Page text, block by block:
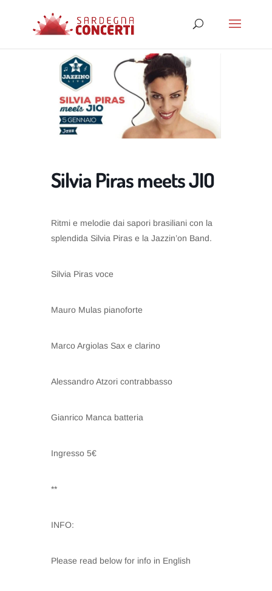
Silvia Piras meets JIO
Ritmi e melodie dai sapori brasiliani con la
splendida Silvia Piras e la Jazzin’on Band.
Silvia Piras voce
Mauro Mulas pianoforte
Marco Argiolas Sax e clarino
Alessandro Atzori contrabbasso
Gianrico Manca batteria
Ingresso 5€
**
INFO:
Please read below for info in English